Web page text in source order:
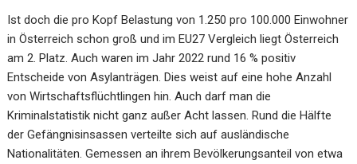
Ist doch die pro Kopf Belastung von 1.250 pro 100.000 Einwohner
in Österreich schon groß und im EU27 Vergleich liegt Österreich
am 2. Platz. Auch waren im Jahr 2022 rund 16 % positiv
Entscheide von Asylanträgen. Dies weist auf eine hohe Anzahl
von Wirtschaftsflüchtlingen hin. Auch darf man die
Kriminalstatistik nicht ganz außer Acht lassen. Rund die Hälfte
der Gefängnisinsassen verteilte sich auf ausländische
Nationalitäten. Gemessen an ihrem Bevölkerungsanteil von etwa